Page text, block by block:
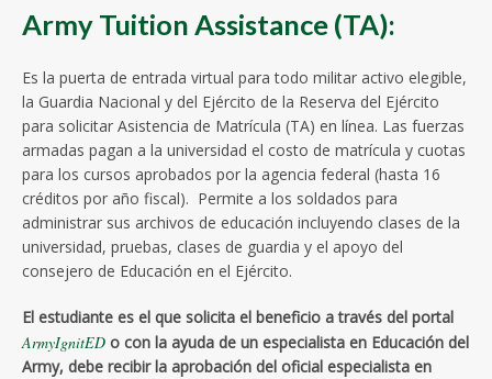
Army Tuition Assistance (TA):
Es la puerta de entrada virtual para todo militar activo elegible,
la Guardia Nacional y del Ejército de la Reserva del Ejército
para solicitar Asistencia de Matrícula (TA) en línea. Las fuerzas
armadas pagan a la universidad el costo de matrícula y cuotas
para los cursos aprobados por la agencia federal (hasta 16
créditos por año fiscal). Permite a los soldados para
administrar sus archivos de educación incluyendo clases de la
universidad, pruebas, clases de guardia y el apoyo del
consejero de Educación en el Ejército.
El estudiante es el que solicita el beneficio a través del portal
ArmyIgnitED o con la ayuda de un especialista en Educación del
Army, debe recibir la aprobación del oficial especialista en